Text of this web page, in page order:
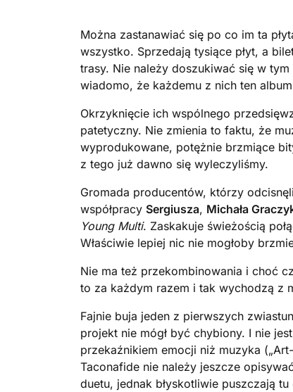
Można zastanawiać się po co im ta
wszystko. Sprzedają tysiące płyt, a
trasy. Nie należy doszukiwać się w
wiadomo, że każdemu z nich ten album
Okrzyknięcie ich wspólnego
patetyczny. Nie zmienia to faktu, że
wyprodukowane, potężnie brzmiące
z tego już dawno się wyleczyliśmy.
Gromada producentów, którzy
współpracy Sergiusza, Michała
Young Multi. Zaskakuje świeżością
Właściwie lepiej nic nie mogłoby
Nie ma też przekombinowania i choć
to za każdym razem i tak wychodzą z
Fajnie buja jeden z pierwszych
projekt nie mógł być chybiony. I nie
przekaźnikiem emocji niż muzyka
Taconafide nie należy jeszcze
duetu, jednak błyskotliwie puszczają